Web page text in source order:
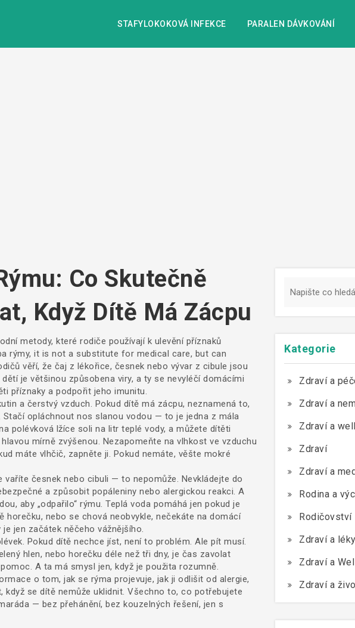
STAFYLOKOKOVÁ INFEKCE PARALEN DÁVKOVÁNÍ
Co Skutečně
Když Dítě Má Zácpu
metody, které rodiče používají k ulevění příznaků
rýmy, it is not a substitute for medical care, but can
věří, že čaj z lékořice, česnek nebo vývar z cibule jsou
je většinou způsobena viry, a ty se nevyléčí domácími
příznaky a podpořit jeho imunitu.
a čerstvý vzduch. Pokud dítě má zácpu, neznamená to,
opláchnout nos slanou vodou — to je jedna z mála
polévková lžíce soli na litr teplé vody, a můžete dítěti
mírně zvýšenou. Nezapomeňte na vlhkost ve vzduchu
máte vlhčič, zapněte ji. Pokud nemáte, věšte mokré
česnek nebo cibuli — to nepomůže. Nevkládejte do
a způsobit popáleniny nebo alergickou reakci. A
aby „odpařilo“ rýmu. Teplá voda pomáhá jen pokud je
horečku, nebo se chová neobvykle, nečekáte na domácí
jen začátek něčeho vážnějšího.
Pokud dítě nechce jíst, není to problém. Ale pít musí.
hlen, nebo horečku déle než tři dny, je čas zavolat
A ta má smysl jen, když je použita rozumně.
o tom, jak se rýma projevuje, jak ji odlišit od alergie,
se dítě nemůže uklidnit. Všechno to, co potřebujete
— bez přehánění, bez kouzelných řešení, jen s
Kategorie
Zdraví a
Zdraví a
Zdraví a
Zdraví
Zdraví a
Rodina a
Rodičovství
Zdraví a léky
Zdraví a
Zdraví a